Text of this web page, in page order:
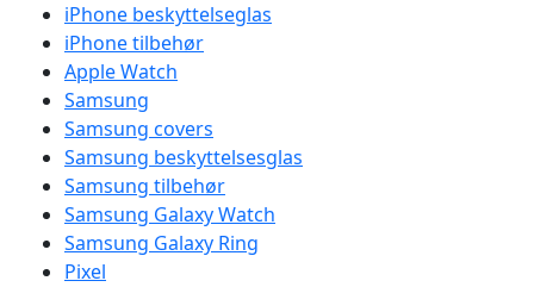
iPhone beskyttelseglas
iPhone tilbehør
Apple Watch
Samsung
Samsung covers
Samsung beskyttelsesglas
Samsung tilbehør
Samsung Galaxy Watch
Samsung Galaxy Ring
Pixel